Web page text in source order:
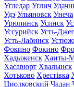
Угледар Углич
Удэ Ульяновск Унеча
Урюпинск Усинск
Уссурийск Усть-
Усть-Лабинск
Фокино Фокино
Хадыженск Ханты-
Хасавюрт Хвалынск
Хотьково Хрестівка
Циолковский Чадан